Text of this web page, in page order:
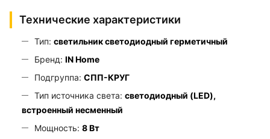
Технические характеристики
Тип: светильник светодиодный герметичный
Бренд: IN Home
Подгруппа: СПП-КРУГ
Тип источника света: светодиодный (LED),
встроенный несменный
Мощность: 8 Вт